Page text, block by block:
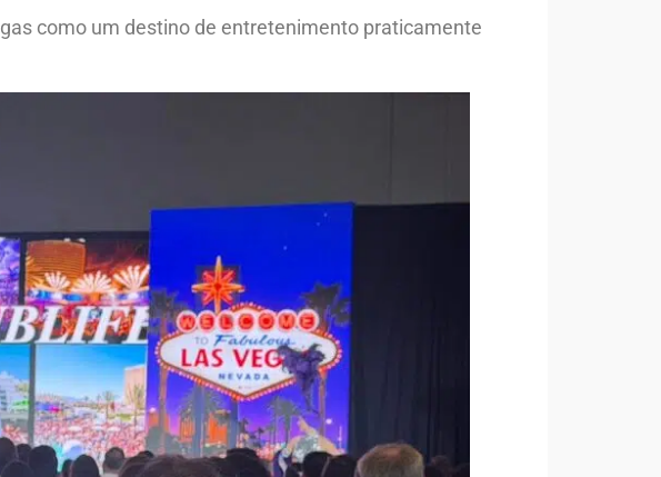
como um destino de entretenimento praticamente